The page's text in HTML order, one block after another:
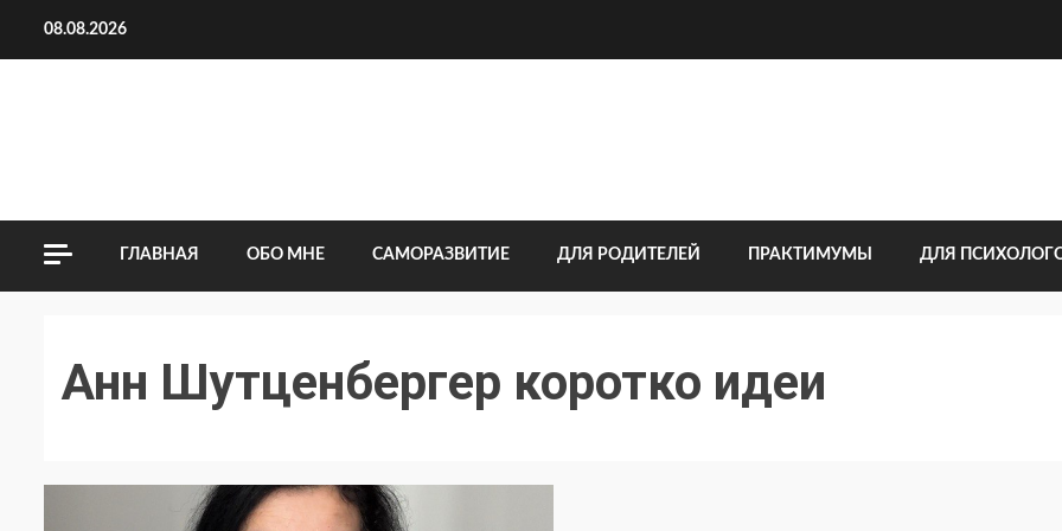
08.08.2026
ГЛАВНАЯ ОБО МНЕ САМОРАЗВИТИЕ ДЛЯ РОДИТЕЛЕЙ ПРАКТИМУМЫ ДЛЯ
Анн Шутценбергер коротко идеи